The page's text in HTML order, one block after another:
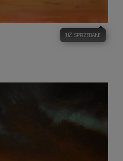
JUŻ SPRZEDANE